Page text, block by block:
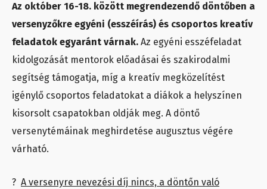
Az október 16-18. között megrendezendő döntőben a
versenyzőkre egyéni (esszéírás) és csoportos kreatív
feladatok egyaránt várnak. Az egyéni esszéfeladat
kidolgozását mentorok előadásai és szakirodalmi
segítség támogatja, míg a kreatív megközelítést
igénylő csoportos feladatokat a diákok a helyszínen
kisorsolt csapatokban oldják meg. A döntő
versenytémáinak meghirdetése augusztus végére
várható.
? A versenyre nevezési díj nincs, a döntőn való